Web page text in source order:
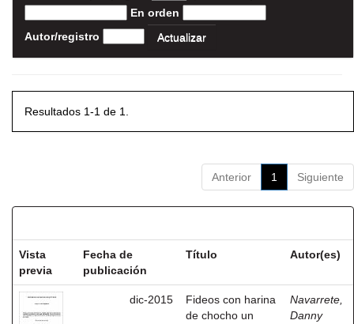
En orden
Autor/registro
Resultados 1-1 de 1.
Anterior 1 Siguiente
Vista
previa
Fecha de
publicación
Título Autor(es)
dic-2015
Fideos con harina
de chocho un
Navarrete,
Danny